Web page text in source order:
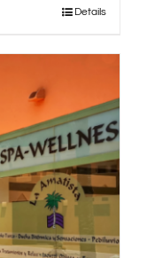
Details